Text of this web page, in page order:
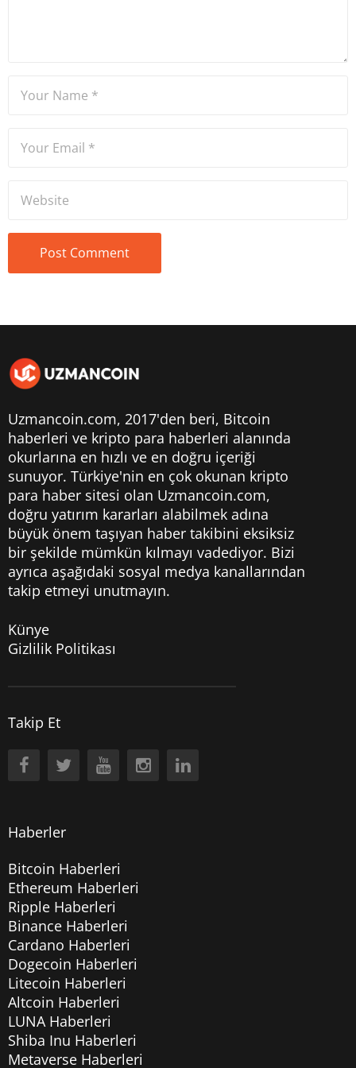
Uzmancoin.com, 2017'den beri, Bitcoin
haberleri ve kripto para haberleri alanında
okurlarına en hızlı ve en doğru içeriği
sunuyor. Türkiye'nin en çok okunan kripto
para haber sitesi olan Uzmancoin.com,
doğru yatırım kararları alabilmek adına
büyük önem taşıyan haber takibini eksiksiz
bir şekilde mümkün kılmayı vadediyor. Bizi
ayrıca aşağıdaki sosyal medya kanallarından
takip etmeyi unutmayın.
Künye
Gizlilik Politikası
Takip Et
Haberler
Bitcoin Haberleri
Ethereum Haberleri
Ripple Haberleri
Binance Haberleri
Cardano Haberleri
Dogecoin Haberleri
Litecoin Haberleri
Altcoin Haberleri
LUNA Haberleri
Shiba Inu Haberleri
Metaverse Haberleri